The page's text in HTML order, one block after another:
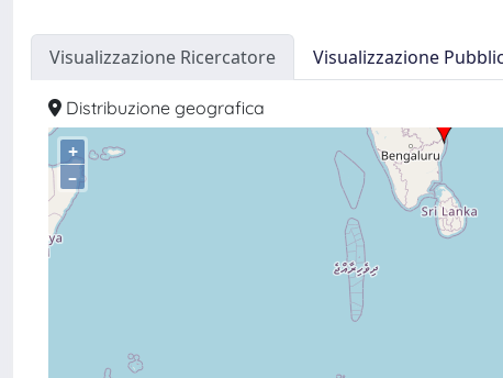
Visualizzazione Ricercatore Visualizzazione
Distribuzione geografica
+
–